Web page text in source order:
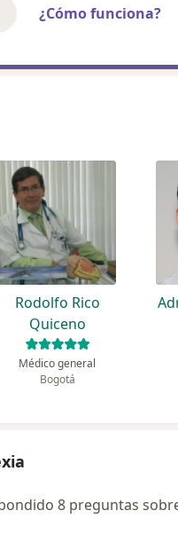
¿Cómo funciona?
Rodolfo Rico
Quiceno
Médico general
Bogotá
8 preguntas